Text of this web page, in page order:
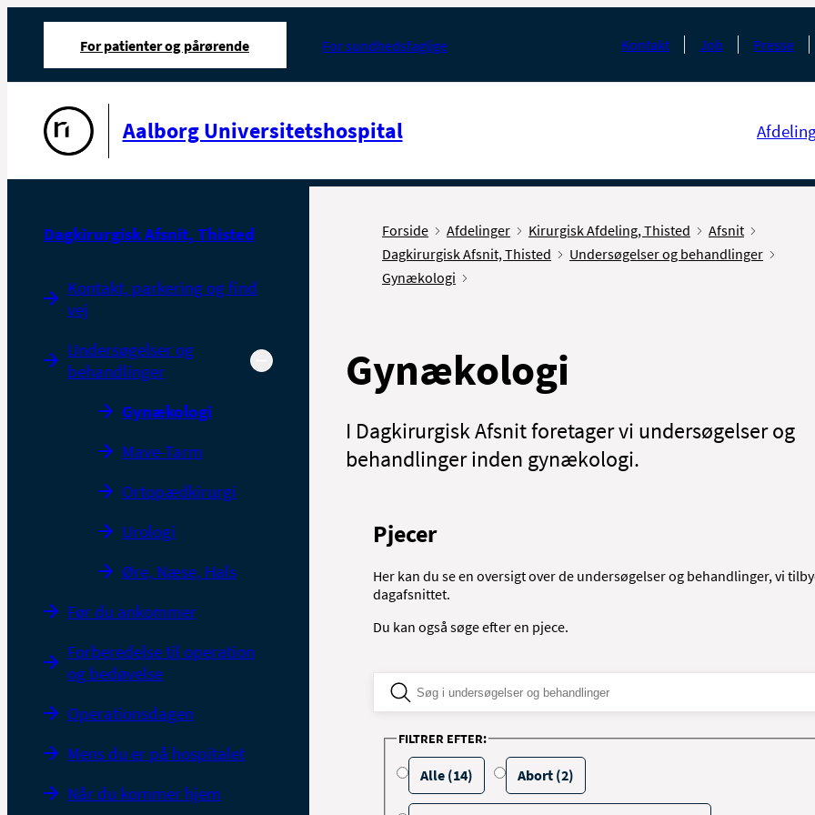
For patienter og pårørende For sundhedsfaglige Kontakt Job Presse
Aalborg Universitetshospital
Dagkirurgisk Afsnit, Thisted
Kontakt, parkering og find
vej
Undersøgelser og
behandlinger
Gynækologi
Mave-Tarm
Ortopædkirurgi
Urologi
Øre, Næse, Hals
Før du ankommer
Forberedelse til operation
og bedøvelse
Operationsdagen
Mens du er på hospitalet
Når du kommer hjem
Forside Afdelinger Kirurgisk Afdeling, Thisted
Afsnit
Dagkirurgisk Afsnit, Thisted
Undersøgelser og behandlinger
Gynækologi
Gynækologi
I Dagkirurgisk Afsnit foretager vi undersøgelser og
behandlinger inden gynækologi.
Pjecer
Her kan du se en oversigt over de undersøgelser og behandlinger, vi
dagafsnittet.
Du kan også søge efter en pjece.
FILTRER EFTER:
Alle (14) Abort (2)